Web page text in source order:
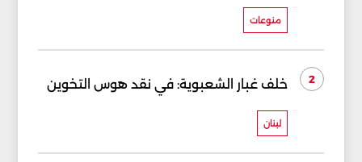
منوعات
2 خلف غبار الشعبوية: في نقد هوس التخوين
لبنان